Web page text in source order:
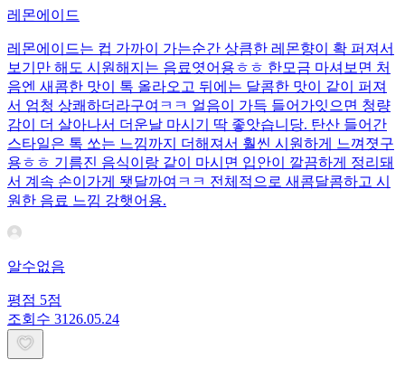
레몬에이드
레몬에이드는 컵 가까이 가는순간 상큼한 레몬향이 확 퍼져서
보기만 해도 시원해지는 음료엿어용ㅎㅎ 한모금 마셔보면 처
음엔 새콤한 맛이 톡 올라오고 뒤에는 달콤한 맛이 같이 퍼져
서 엄청 상쾌하더라구여ㅋㅋ 얼음이 가득 들어가잇으면 청량
감이 더 살아나서 더운날 마시기 딱 좋앗습니당. 탄산 들어간
스타일은 톡 쏘는 느낌까지 더해져서 훨씬 시원하게 느껴졋구
용ㅎㅎ 기름진 음식이랑 같이 마시면 입안이 깔끔하게 정리돼
서 계속 손이가게 됏달까여ㅋㅋ 전체적으로 새콤달콤하고 시
원한 음료 느낌 강햇어용.
알수없음
평점 5점
조회수 31 26.05.24